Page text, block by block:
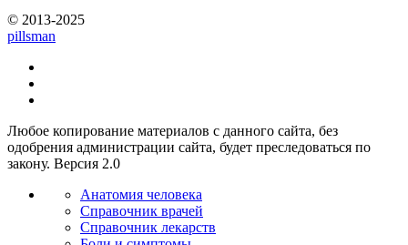
© 2013-2025
pillsman
Любое копирование материалов с данного сайта, без
одобрения администрации сайта, будет преследоваться по
закону. Версия 2.0
Анатомия человека
Справочник врачей
Справочник лекарств